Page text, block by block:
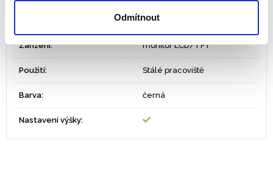
Odmítnoutuspořádané pracoviště
Zařízení: monitor LCD/TFT
Použití: Stálé pracoviště
Barva: černá
Nastavení výšky: